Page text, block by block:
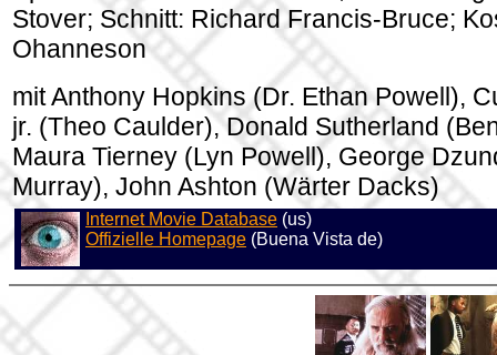
Stover; Schnitt: Richard Francis-Bruce;
Ohanneson
mit Anthony Hopkins (Dr. Ethan Powell),
jr. (Theo Caulder), Donald Sutherland
Maura Tierney (Lyn Powell), George
Murray), John Ashton (Wärter Dacks)
Internet Movie Database (us)
Offizielle Homepage (Buena Vista de)